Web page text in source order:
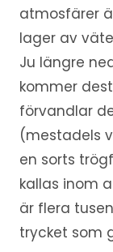
atmosfärer
lager av
Ju längre
kommer
förvandlar
(mestadels
en sorts
kallas inom
är flera
trycket som